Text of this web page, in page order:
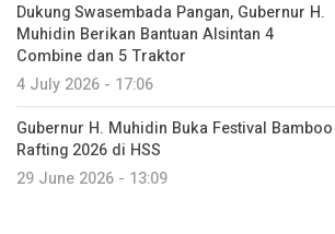
Dukung Swasembada Pangan, Gubernur H.
Muhidin Berikan Bantuan Alsintan 4
Combine dan 5 Traktor
4 July 2026 - 17:06
Gubernur H. Muhidin Buka Festival Bamboo
Rafting 2026 di HSS
29 June 2026 - 13:09